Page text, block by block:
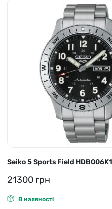
Seiko 5 Sports Field HDB006K1
21300 грн
В наявності